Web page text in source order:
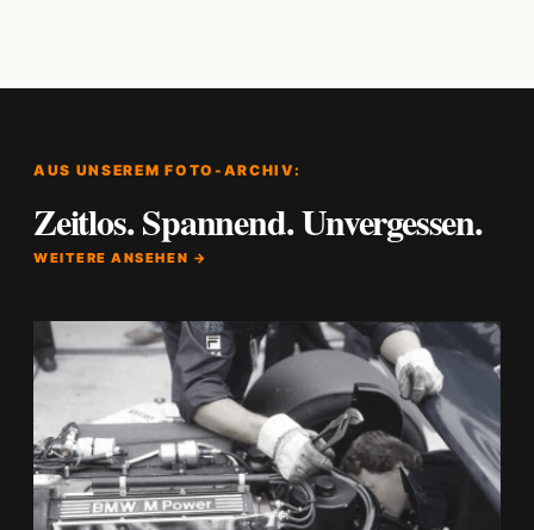
AUS UNSEREM FOTO-ARCHIV:
Zeitlos. Spannend. Unvergessen.
WEITERE ANSEHEN →